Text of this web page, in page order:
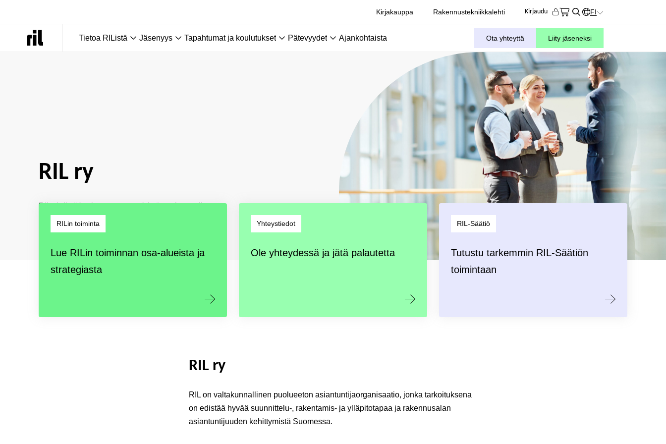
Kirjakauppa Rakennustekniikkalehti Kirjaudu FI
KIELIVALITSIN.
Tietoa RIListä Jäsenyys Tapahtumat ja koulutukset Pätevyydet Ajankohtaista Ota yhteyttä Liity jäseneksi
RIL ry
RIL yhdistää rakennetun ympäristön asiantuntijat
RILin toiminta
Lue RILin toiminnan osa-alueista ja
strategiasta
Yhteystiedot
Ole yhteydessä ja jätä palautetta
RIL-Säätiö
Tutustu tarkemmin RIL-Säätiön
toimintaan
RIL ry
RIL on valtakunnallinen puolueeton asiantuntijaorganisaatio, jonka tarkoituksena
on edistää hyvää suunnittelu-, rakentamis- ja ylläpitotapaa ja rakennusalan
asiantuntijuuden kehittymistä Suomessa.